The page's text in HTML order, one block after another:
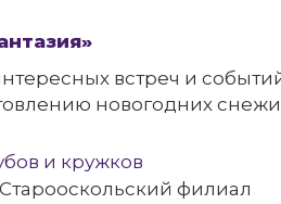
встреч и
новогодних
и кружков
Старооскольский филиал